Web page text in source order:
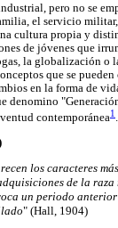
pero no se
el servicio
cultura propia y
de jóvenes que
la globalización
que se
en la forma de
denomino
contemporánea1 .
los caracteres
de la
un periodo
" (Hall, 1904)